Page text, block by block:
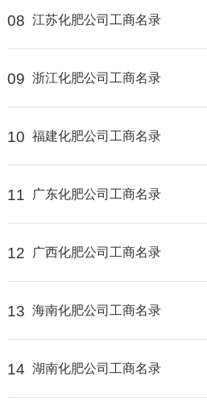
08 江苏化肥公司工商名录
09 浙江化肥公司工商名录
10 福建化肥公司工商名录
11 广东化肥公司工商名录
12 广西化肥公司工商名录
13 海南化肥公司工商名录
14 湖南化肥公司工商名录